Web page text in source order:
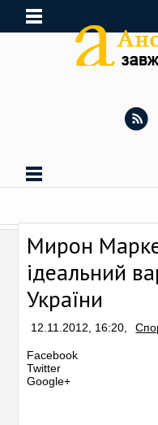
Мирон
ідеальний
України
12.11.2012, 16:20,
Facebook
Twitter
Google+